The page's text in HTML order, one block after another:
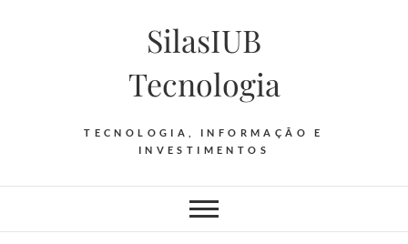
SilasIUB
Tecnologia
TECNOLOGIA, INFORMAÇÃO E
INVESTIMENTOS